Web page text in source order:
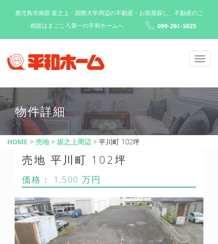
鹿児島市南部 坂之上・国際大学周辺の不動産・お部屋探し、不動産のご
相談はまごころ第一の平和ホームへ
099-261-5025
物件詳細
HOME > 売地> 坂之上周辺 > 平川町 102坪
売地 平川町 102坪
価格： 1,500 万円